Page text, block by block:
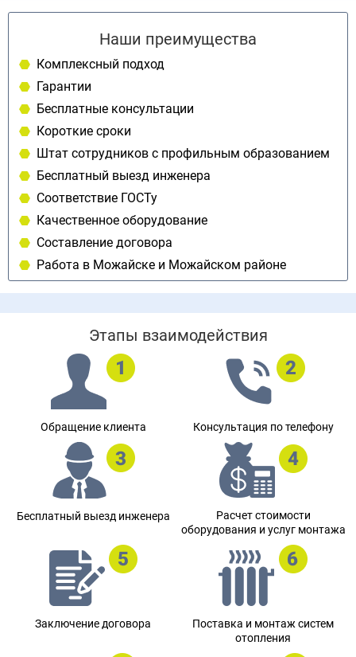
Наши преимущества
Комплексный подход
Гарантии
Бесплатные консультации
Короткие сроки
Штат сотрудников с профильным образованием
Бесплатный выезд инженера
Соответствие ГОСТу
Качественное оборудование
Составление договора
Работа в Можайске и Можайском районе
Этапы взаимодействия
Обращение клиента Консультация по телефону
Бесплатный выезд инженера
Расчет стоимости
оборудования и услуг монтажа
Заключение договора
Поставка и монтаж систем
отопления